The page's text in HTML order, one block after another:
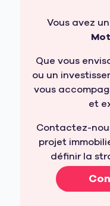
Vous avez un
Que vous
ou un
vous
et
Contactez-
projet
définir la